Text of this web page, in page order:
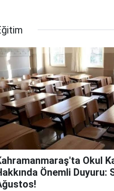
Okul
Önemli Duyuru: